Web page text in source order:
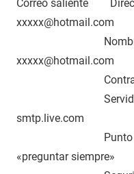
Correo saliente
xxxxx@hotmail.com
Nombre de
xxxxx@hotmail.com
Contraseña: la
Servidor de
smtp.live.com
Punto de
«preguntar siempre»